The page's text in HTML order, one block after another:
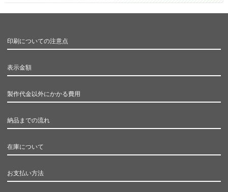
印刷についての注意点
表示金額
製作代金以外にかかる費用
納品までの流れ
在庫について
お支払い方法